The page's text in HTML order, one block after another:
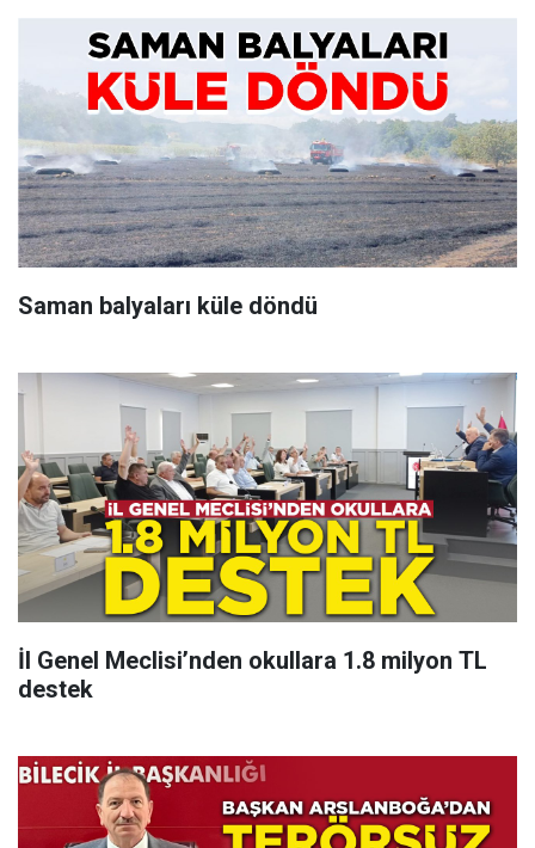
Saman balyaları küle döndü
İl Genel Meclisi’nden okullara 1.8 milyon TL
destek